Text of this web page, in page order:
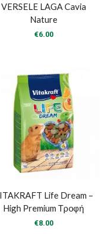
VERSELE LAGA Cavia
Nature
€6.00
Life Dream –
High Premium Τροφή
€8.00